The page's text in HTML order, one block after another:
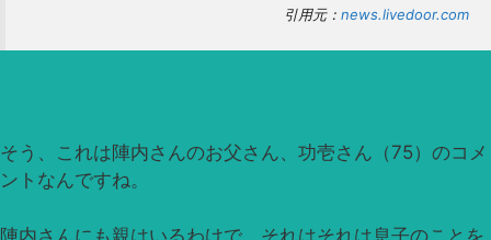
引用元： news.livedoor.com
そう、これは陣内さんのお父さん、功壱さん（75）のコメ
ントなんですね。
陣内さんにも親はいるわけで、それはそれは息子のことを